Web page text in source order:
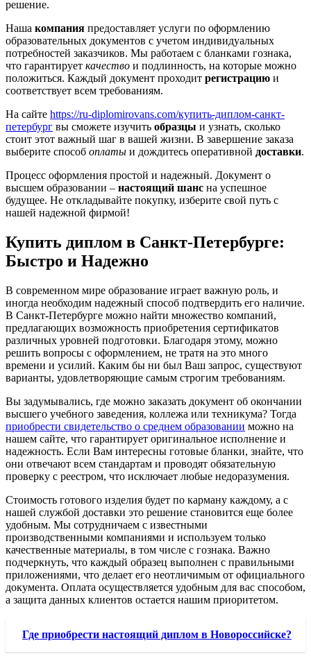
решение.
Наша компания предоставляет услуги по оформлению
образовательных документов с учетом индивидуальных
потребностей заказчиков. Мы работаем с бланками гознака,
что гарантирует качество и подлинность, на которые можно
положиться. Каждый документ проходит регистрацию и
соответствует всем требованиям.
На сайте https://ru-diplomirovans.com/купить-диплом-санкт-
петербург вы сможете изучить образцы и узнать, сколько
стоит этот важный шаг в вашей жизни. В завершение заказа
выберите способ оплаты и дождитесь оперативной доставки.
Процесс оформления простой и надежный. Документ о
высшем образовании – настоящий шанс на успешное
будущее. Не откладывайте покупку, изберите свой путь с
нашей надежной фирмой!
Купить диплом в Санкт-Петербурге:
Быстро и Надежно
В современном мире образование играет важную роль, и
иногда необходим надежный способ подтвердить его наличие.
В Санкт-Петербурге можно найти множество компаний,
предлагающих возможность приобретения сертификатов
различных уровней подготовки. Благодаря этому, можно
решить вопросы с оформлением, не тратя на это много
времени и усилий. Каким бы ни был Ваш запрос, существуют
варианты, удовлетворяющие самым строгим требованиям.
Вы задумывались, где можно заказать документ об окончании
высшего учебного заведения, коллежа или техникума? Тогда
приобрести свидетельство о среднем образовании можно на
нашем сайте, что гарантирует оригинальное исполнение и
надежность. Если Вам интересны готовые бланки, знайте, что
они отвечают всем стандартам и проводят обязательную
проверку с реестром, что исключает любые недоразумения.
Стоимость готового изделия будет по карману каждому, а с
нашей службой доставки это решение становится еще более
удобным. Мы сотрудничаем с известными
производственными компаниями и используем только
качественные материалы, в том числе с гознака. Важно
подчеркнуть, что каждый образец выполнен с правильными
приложениями, что делает его неотличимым от официального
документа. Оплата осуществляется удобным для вас способом,
а защита данных клиентов остается нашим приоритетом.
Где приобрести настоящий диплом в Новороссийске?